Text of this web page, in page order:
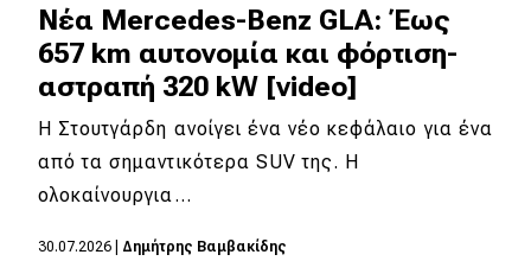
Νέα Mercedes-Benz GLA: Έως
657 km αυτονομία και φόρτιση-
αστραπή 320 kW [video]
Η Στουτγάρδη ανοίγει ένα νέο κεφάλαιο για ένα
από τα σημαντικότερα SUV της. Η
ολοκαίνουργια…
30.07.2026 Δημήτρης Βαμβακίδης